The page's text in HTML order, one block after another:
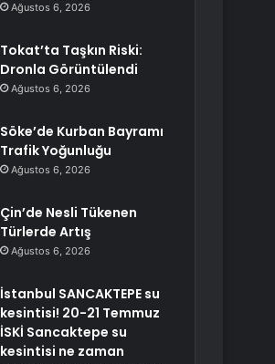
Ağustos 6, 2026
Tokat’ta Taşkın Riski:
Dronla Görüntülendi
Ağustos 6, 2026
Söke’de Kurban Bayramı
Trafik Yoğunluğu
Ağustos 6, 2026
Çin’de Nesli Tükenen
Türlerde Artış
Ağustos 6, 2026
İstanbul SANCAKTEPE su
kesintisi! 20-21 Temmuz
İSKİ Sancaktepe su
kesintisi ne zaman